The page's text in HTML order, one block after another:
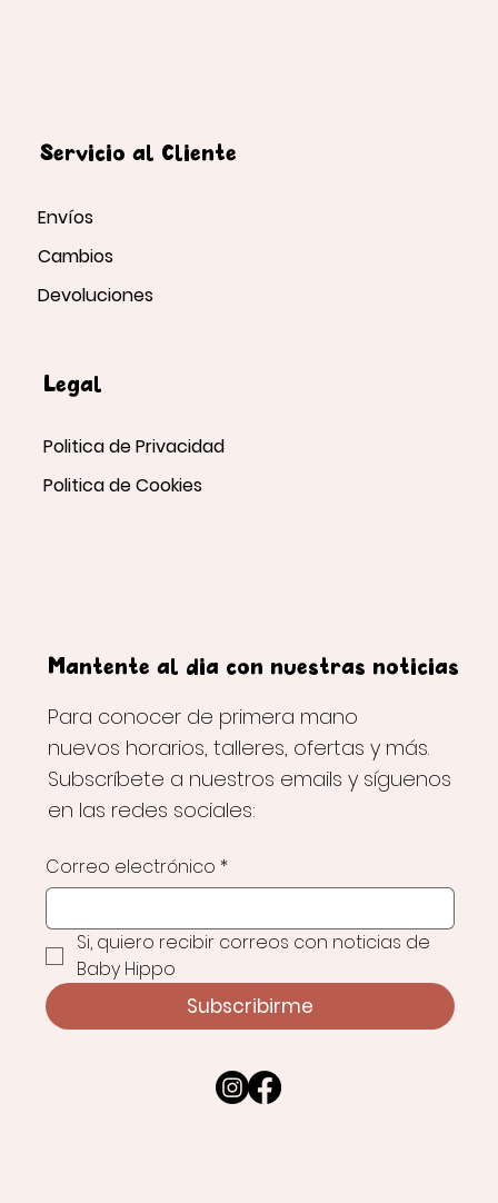
Servicio al Cliente
Envíos
Cambios
Devoluciones
Legal
Politica de Privacidad
Politica de Cookies
Mantente al día con nuestras noticias
Para conocer de primera mano
nuevos horarios, talleres, ofertas y más.
Subscríbete a nuestros emails y síguenos
en las redes sociales:
Correo electrónico *
Si, quiero recibir correos con noticias de
Baby Hippo
Subscribirme